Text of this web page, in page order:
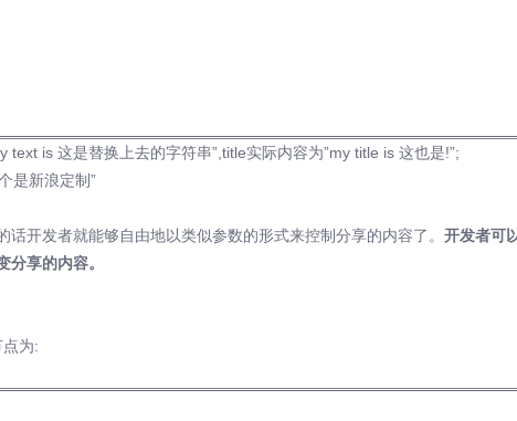
is 这是替换上去的字符串”,title实际内容为”my title is 这也是!”;
是新浪定制”
开发者就能够自由地以类似参数的形式来控制分享的内容了。 开发者可
享的内容。
为: